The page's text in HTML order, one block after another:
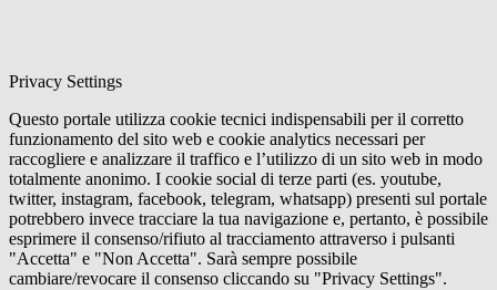
Privacy Settings
Questo portale utilizza cookie tecnici indispensabili per il corretto
funzionamento del sito web e cookie analytics necessari per
raccogliere e analizzare il traffico e l’utilizzo di un sito web in modo
totalmente anonimo. I cookie social di terze parti (es. youtube,
twitter, instagram, facebook, telegram, whatsapp) presenti sul portale
potrebbero invece tracciare la tua navigazione e, pertanto, è possibile
esprimere il consenso/rifiuto al tracciamento attraverso i pulsanti
"Accetta" e "Non Accetta". Sarà sempre possibile
cambiare/revocare il consenso cliccando su "Privacy Settings".